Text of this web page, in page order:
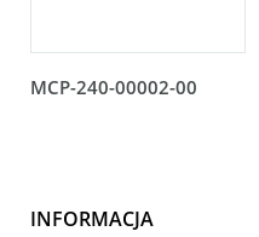
MCP-240-00002-00
INFORMACJA